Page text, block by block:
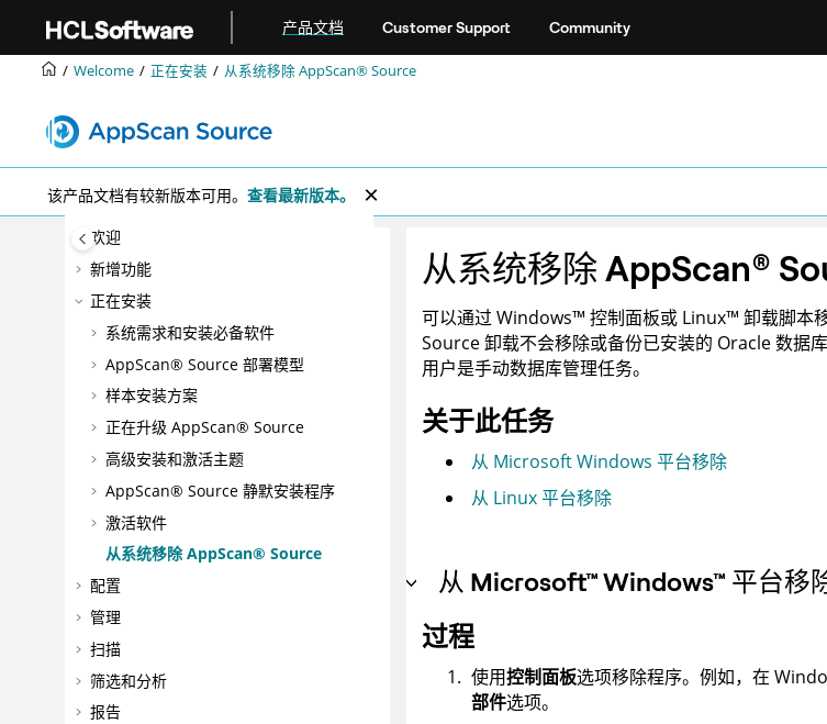
产品文档 Customer Support Community
Welcome 正在安装 从系统移除 AppScan® Source
该产品文档有较新版本可用。 查看最新版本。
欢迎
新增功能
正在安装
系统需求和安装必备软件
AppScan® Source 部署模型
样本安装方案
正在升级 AppScan® Source
高级安装和激活主题
AppScan® Source 静默安装程序
激活软件
从系统移除AppScan® Source
配置
管理
扫描
筛选和分析
报告
从系统移除 AppScan®
可以通过Windows™ 控制面板或 Linux™ 卸载脚本
Source卸载不会移除或备份已安装的 Oracle 数据
用户是手动数据库管理任务。
关于此任务
从 Microsoft Windows 平台移除
从 Linux 平台移除
从 Microsoft™Windows™ 平台移
过程
使用控制面板选项移除程序。例如，在
部件选项。